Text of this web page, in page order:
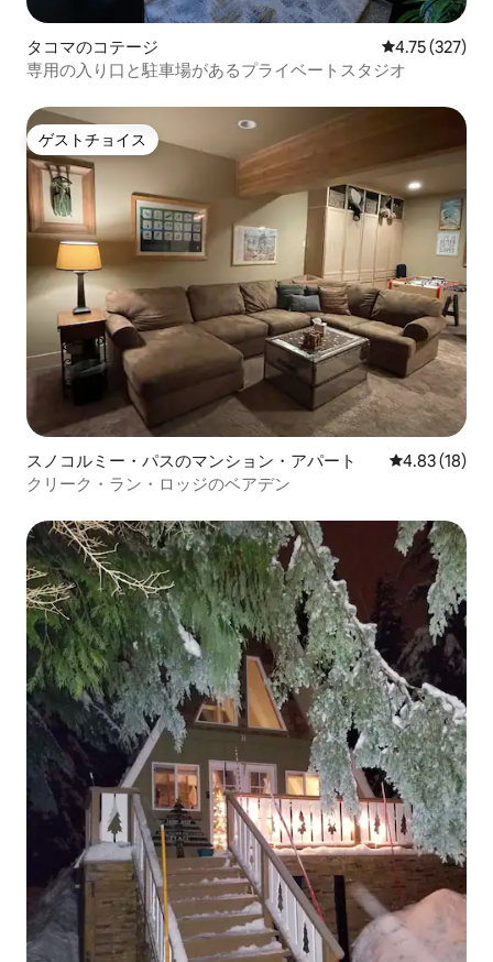
タコマのコテージ レビュー327
4.75 (327)
専用の入り口と駐車場があるプライベートスタジオ
ゲストチョイス
ゲストチョイス
スノコルミー・パスのマンション・アパート レビュー18
4.83 (18)
クリーク・ラン・ロッジのベアデン